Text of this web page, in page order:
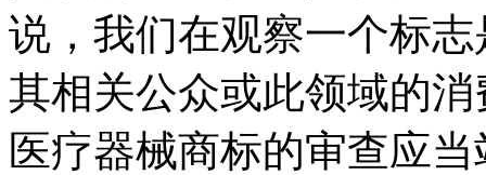
说，我们在观察一个标
其相关公众或此领域的
医疗器械商标的审查应